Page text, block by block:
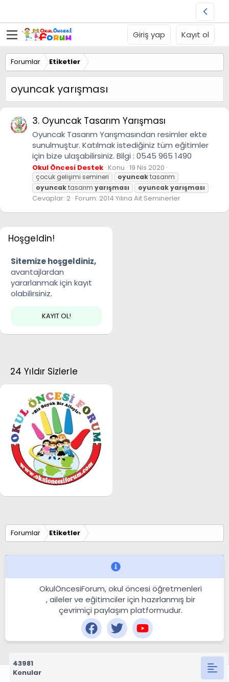
Giriş yap Kayıt ol
Forumlar Etiketler
oyuncak yarışması
3. Oyuncak Tasarım Yarışması
Oyuncak Tasarım Yarışmasından resimler ekte
sunulmuştur. Katılmak istediğiniz tüm eğitimler
için bize ulaşabilirsiniz. Bilgi : 0545 965 1490
Okul Öncesi Destek Konu 19 Nis 2020
çocuk gelişimi semineri oyuncaktasarım
oyuncaktasarım yarışması oyuncakyarışması
Cevaplar: 2 Forum: 2014 Yılına Ait Seminerler
Hoşgeldin!
Sitemize hoşgeldiniz,
avantajlardan
yararlanmak için kayıt
olabilirsiniz.
KAYIT OL!
24 Yıldır Sizlerle
Forumlar Etiketler
OkulÖncesiForum, okul öncesi öğretmenleri
, aileler ve eğitimciler için hazırlanmış bir
çevrimiçi paylaşım platformudur.
43981
Konular